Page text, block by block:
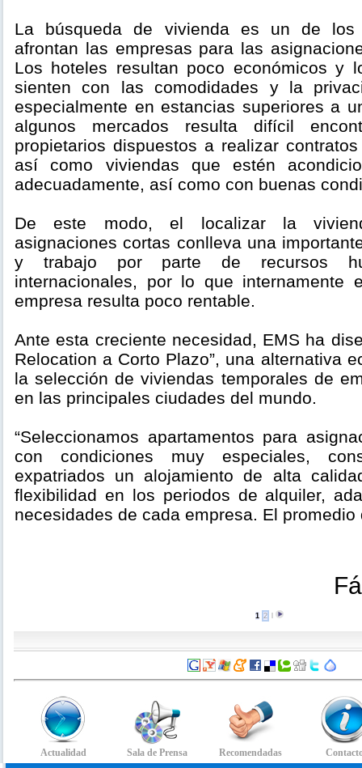
La búsqueda de vivienda es un de los
afrontan las empresas para las
Los hoteles resultan poco económicos y
sienten con las comodidades y la
especialmente en estancias superiores a
algunos mercados resulta difícil
propietarios dispuestos a realizar
así como viviendas que estén
adecuadamente, así como con buenas
De este modo, el localizar la
asignaciones cortas conlleva una
y trabajo por parte de recursos
internacionales, por lo que internamente
empresa resulta poco rentable.
Ante esta creciente necesidad, EMS ha
Relocation a Corto Plazo”, una alternativa
la selección de viviendas temporales de
en las principales ciudades del mundo.
“Seleccionamos apartamentos para
con condiciones muy especiales,
expatriados un alojamiento de alta
flexibilidad en los periodos de alquiler,
necesidades de cada empresa. El
1 2